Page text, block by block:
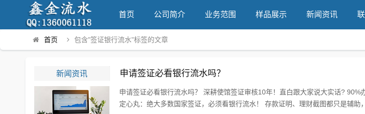
首页 公司简介 业务范围 样品展示 新闻资讯
首页 包含"签证银行流水"标签的文章
新闻资讯 申请签证必看银行流水吗？
申请签证必看银行流水吗？ 深耕使馆签证审核10年！直白跟大家说大实话? 90%
定心丸：绝大多数国家签证，必须看银行流水！ 存款证明、理财截图都只是辅助